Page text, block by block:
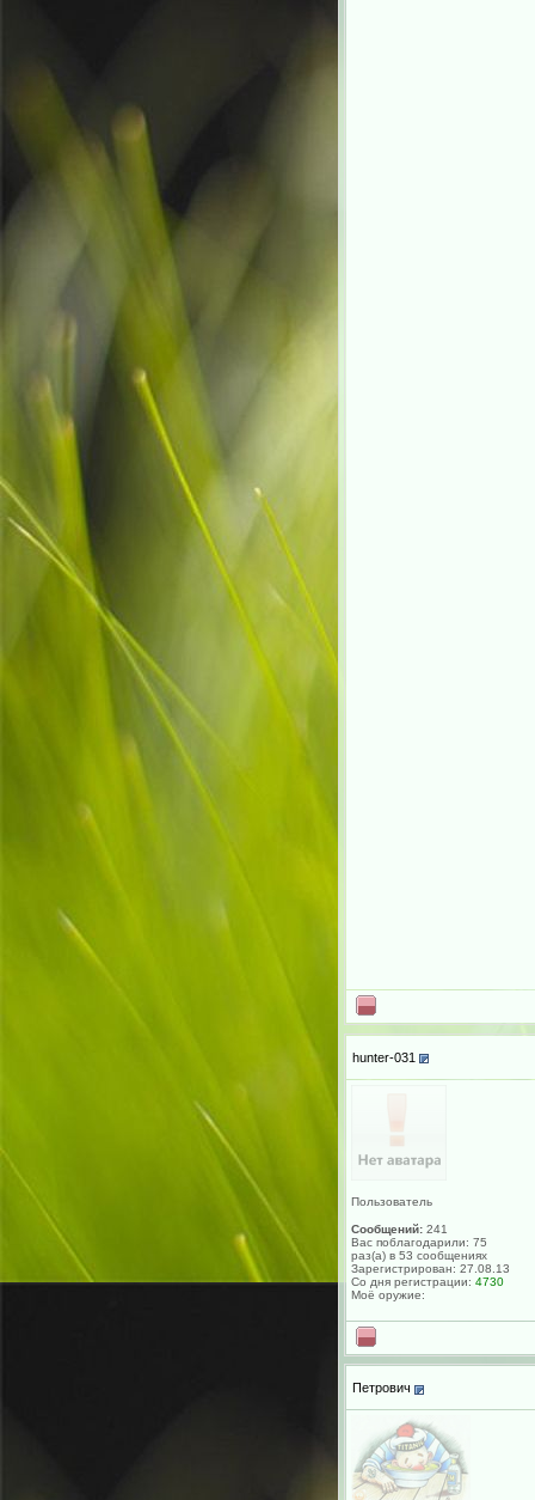
hunter-031
Пользователь
Сообщений: 241
Вас поблагодарили: 75
раз(а) в 53 сообщениях
Зарегистрирован: 27.08.13
Со дня регистрации: 4730
Моё оружие:
Петрович